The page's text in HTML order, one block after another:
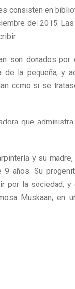
consisten en
del 2015.
son donados
la pequeña, y
como si se
que
y su
años. Su
por la sociedad,
Muskaan, en